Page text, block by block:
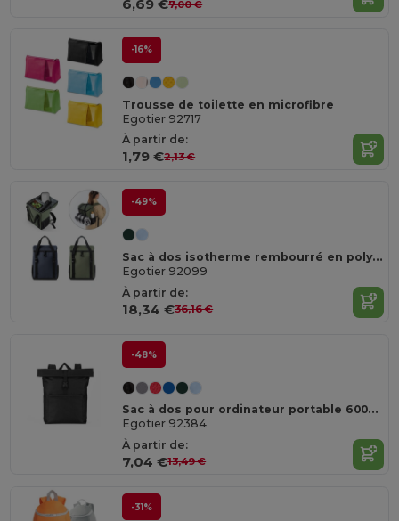
6,69 €7,00 €
-16%
Trousse de toilette en microfibre
Egotier 92717
À partir de:
1,79 €2,13 €
-49%
Sac à dos isotherme rembourré en polyester recyclé 600D ripstop 16 L
Egotier 92099
À partir de:
18,34 €36,16 €
-48%
Sac à dos pour ordinateur portable 600D avec doublure 210D, 17'3'
Egotier 92384
À partir de:
7,04 €13,49 €
-31%